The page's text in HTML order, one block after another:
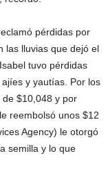
pérdidas por
las lluvias que dejó el
tuvo pérdidas
y yautías. Por los
$10,048 y por
reembolsó unos $12
Agency) le otorgó
semilla y lo que